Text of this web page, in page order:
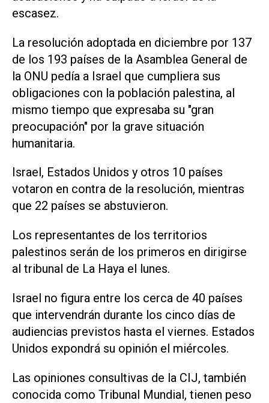
escasez.
La resolución adoptada en diciembre por 137
de los 193 países de la Asamblea General de
la ONU pedía a Israel que cumpliera sus
obligaciones con la población palestina, al
mismo tiempo que expresaba su "gran
preocupación" por la grave situación
humanitaria.
Israel, Estados Unidos y otros 10 países
votaron en contra de la resolución, mientras
que 22 países se abstuvieron.
Los representantes de los territorios
palestinos serán de los primeros en dirigirse
al tribunal de La Haya el lunes.
Israel no figura entre los cerca de 40 países
que intervendrán durante los cinco días de
audiencias previstos hasta el viernes. Estados
Unidos expondrá su opinión el miércoles.
Las opiniones consultivas de la CIJ, también
conocida como Tribunal Mundial, tienen peso